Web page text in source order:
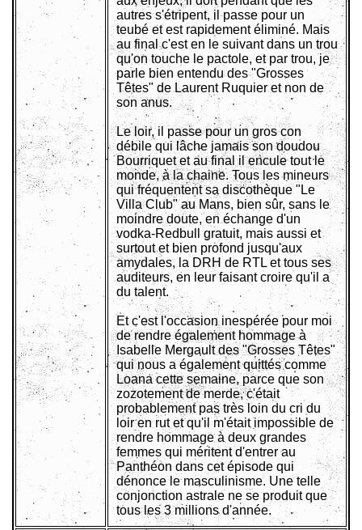
autres s'étripent, il passe pour un
teubé et est rapidement éliminé. Mais
au final c'est en le suivant dans un trou
qu'on touche le pactole, et par trou, je
parle bien entendu des "Grosses
Têtes" de Laurent Ruquier et non de
son anus.
Le loir, il passe pour un gros con
débile qui lâche jamais son doudou
Bourriquet et au final il encule tout le
monde, à la chaine. Tous les mineurs
qui fréquentent sa discothèque "Le
Villa Club" au Mans, bien sûr, sans le
moindre doute, en échange d'un
vodka-Redbull gratuit, mais aussi et
surtout et bien profond jusqu'aux
amydales, la DRH de RTL et tous ses
auditeurs, en leur faisant croire qu'il a
du talent.
Et c'est l'occasion inespérée pour moi
de rendre également hommage à
Isabelle Mergault des "Grosses Têtes"
qui nous a également quittés comme
Loana cette semaine, parce que son
zozotement de merde, c'était
probablement pas très loin du cri du
loir en rut et qu'il m'était impossible de
rendre hommage à deux grandes
femmes qui méritent d'entrer au
Panthéon dans cet épisode qui
dénonce le masculinisme. Une telle
conjonction astrale ne se produit que
tous les 3 millions d'année.